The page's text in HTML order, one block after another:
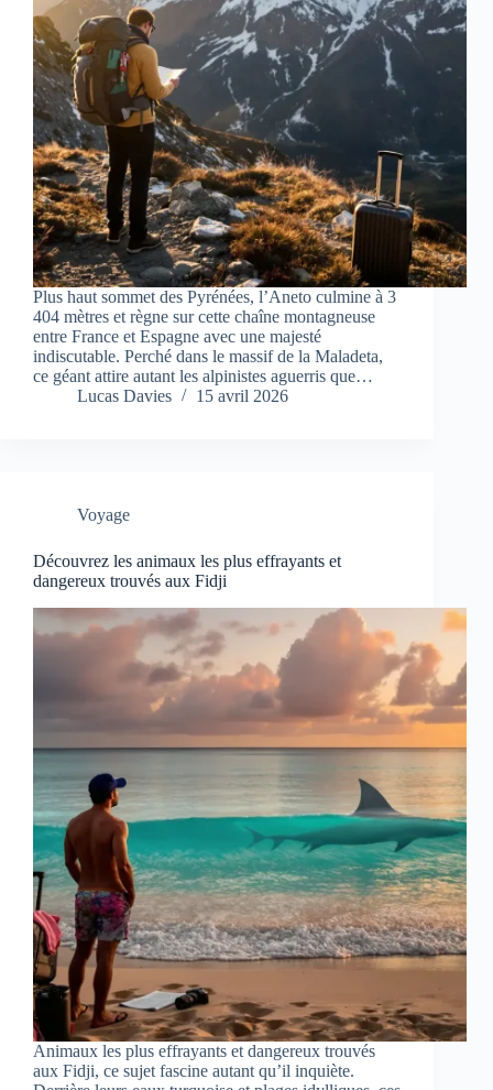
Plus haut sommet des Pyrénées, l’Aneto culmine à 3
404 mètres et règne sur cette chaîne montagneuse
entre France et Espagne avec une majesté
indiscutable. Perché dans le massif de la Maladeta,
ce géant attire autant les alpinistes aguerris que…
Lucas Davies
15 avril 2026
Voyage
Découvrez les animaux les plus effrayants et
dangereux trouvés aux Fidji
Animaux les plus effrayants et dangereux trouvés
aux Fidji, ce sujet fascine autant qu’il inquiète.